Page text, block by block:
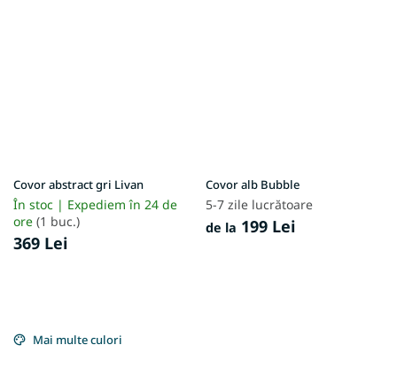
Covor abstract gri Livan
În stoc | Expediem în 24 de
ore (1 buc.)
369 Lei
Covor alb Bubble
5-7 zile lucrătoare
de la 199 Lei
Mai multe culori